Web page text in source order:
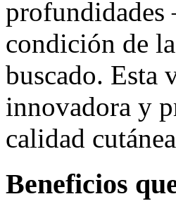
condición de
buscado. Esta
innovadora y
calidad
Beneficios